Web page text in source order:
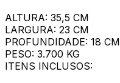
ALTURA: 35,5 CM
LARGURA: 23 CM
PROFUNDIDADE: 18 CM
PESO: 3.700 KG
ITENS INCLUSOS: